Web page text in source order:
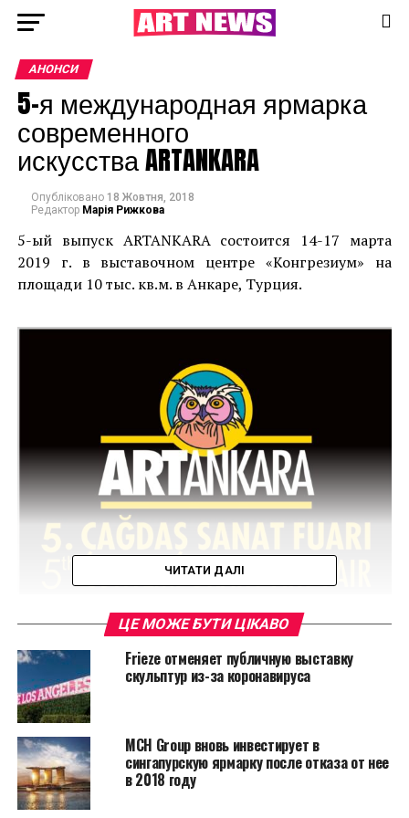
АНОНСИ
5-я международная ярмарка
современного
искусства ARTANKARA
Опубліковано 18 Жовтня, 2018
Редактор Марія Рижкова
5-ый выпуск ARTANKARA состоится 14-17 марта
2019 г. в выставочном центре «Конгрезиум» на
площади 10 тыс. кв.м. в Анкаре, Турция.
Галереи, которые примут участие на ярмарке
представят вниманию коллекционеров и любителей
искусства произведения живописи, скульптуры,
фотографии, видео и цифровое искусство, арт
ЧИТАТИ ДАЛІ
ЦЕ МОЖЕ БУТИ ЦІКАВО
Frieze отменяет публичную выставку
скульптур из-за коронавируса
MCH Group вновь инвестирует в
сингапурскую ярмарку после отказа от нее
в 2018 году